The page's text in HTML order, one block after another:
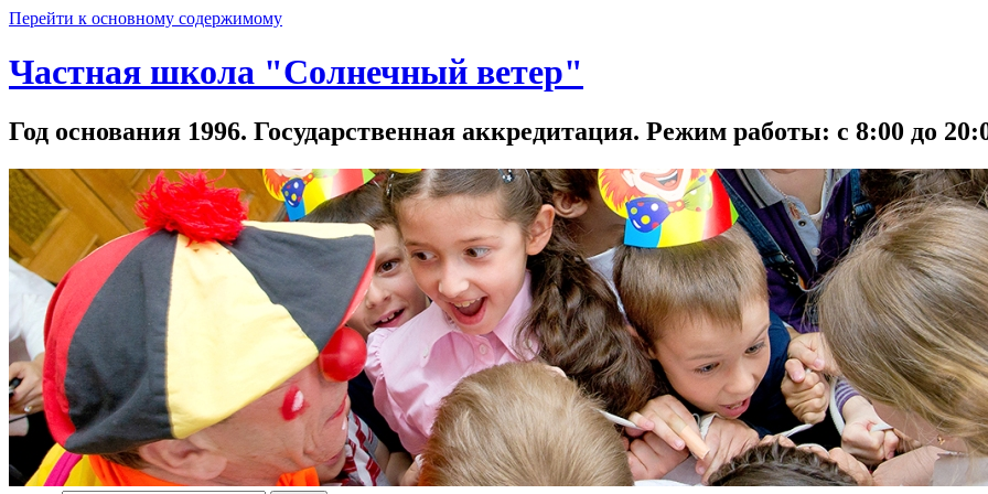
Перейти к основному содержимому
Частная школа "Солнечный ветер"
Год основания 1996. Государственная аккредитация. Режим работы: с 8:00 до